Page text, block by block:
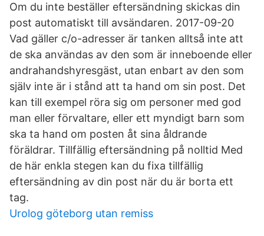
Om du inte beställer eftersändning skickas din
post automatiskt till avsändaren. 2017-09-20
Vad gäller c/o-adresser är tanken alltså inte att
de ska användas av den som är inneboende eller
andrahandshyresgäst, utan enbart av den som
själv inte är i stånd att ta hand om sin post. Det
kan till exempel röra sig om personer med god
man eller förvaltare, eller ett myndigt barn som
ska ta hand om posten åt sina åldrande
föräldrar. Tillfällig eftersändning på nolltid Med
de här enkla stegen kan du fixa tillfällig
eftersändning av din post när du är borta ett
tag.
Urolog göteborg utan remiss